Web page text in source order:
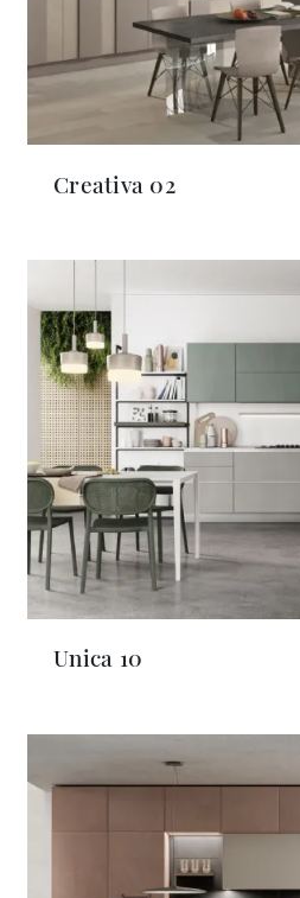
Creativa 02
Unica 10